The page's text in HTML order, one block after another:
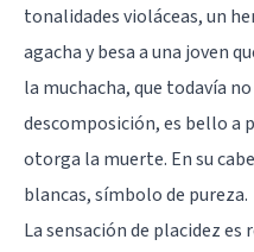
tonalidades violáceas, un
agacha y besa a una joven
la muchacha, que todavía
descomposición, es bello a
otorga la muerte. En su
blancas, símbolo de pureza.
La sensación de placidez